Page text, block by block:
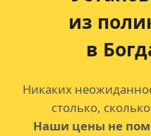
из
в
Никаких
столько,
Наши цены не